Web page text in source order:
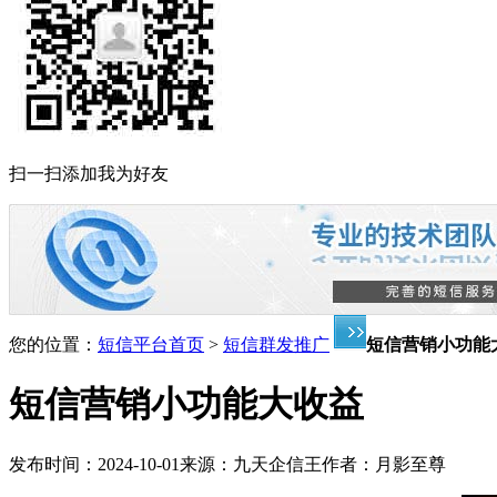
扫一扫添加我为好友
您的位置： 短信平台首页 > 短信群发推广 短信营销小功能
短信营销小功能大收益
发布时间： 2024-10-01来源： 九天企信王作者： 月影至尊